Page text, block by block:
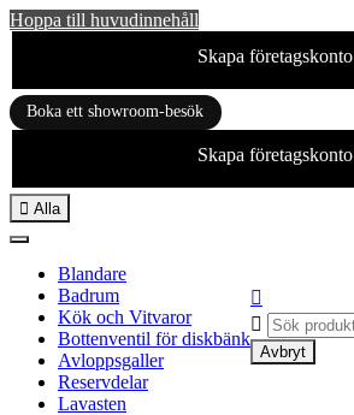
Hoppa till huvudinnehåll
Skapa företagskonto
Boka ett showroom-besök
Skapa företagskonto
 Alla
Blandare
Badrum
Kök och Vitvaror
Bottenventil för diskbänk
Avloppsgaller
Reservdelar
Lavasten


Avbryt